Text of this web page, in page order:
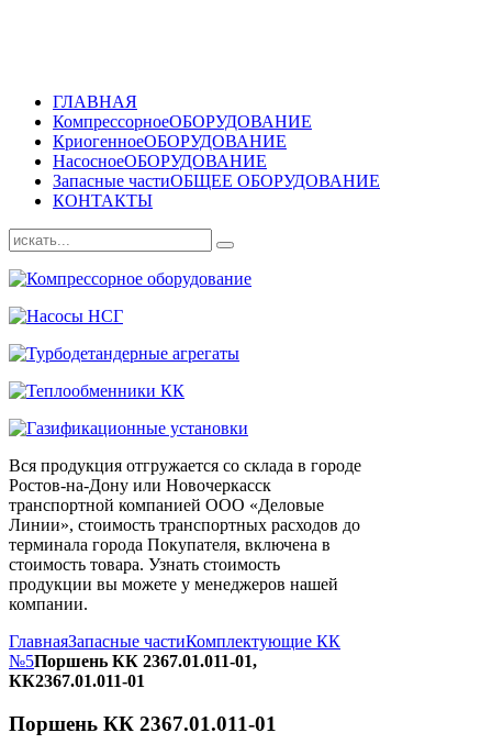
ГЛАВНАЯ
КомпрессорноеОБОРУДОВАНИЕ
КриогенноеОБОРУДОВАНИЕ
НасосноеОБОРУДОВАНИЕ
Запасные частиОБЩЕЕ ОБОРУДОВАНИЕ
КОНТАКТЫ
Вся продукция отгружается со склада в городе
Ростов-на-Дону или Новочеркасск
транспортной компанией ООО «Деловые
Линии», стоимость транспортных расходов до
терминала города Покупателя, включена в
стоимость товара. Узнать стоимость
продукции вы можете у менеджеров нашей
компании.
ГлавнаяЗапасные частиКомплектующие КК
№5Поршень КК 2367.01.011-01,
КК2367.01.011-01
Поршень КК 2367.01.011-01